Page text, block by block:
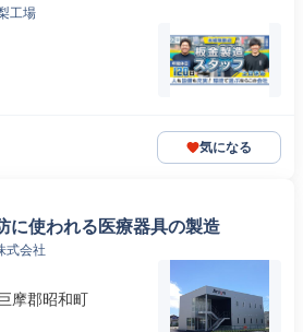
工場
気になる
に使われる医療器具の製造
式会社
摩郡昭和町